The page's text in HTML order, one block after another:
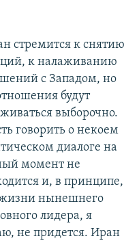
стремится к снятию
к налаживанию
с Западом, но
будут
выборочно.
говорить о некоем
диалоге на
момент не
и, в принципе,
нынешнего
лидера, я
не придется. Иран